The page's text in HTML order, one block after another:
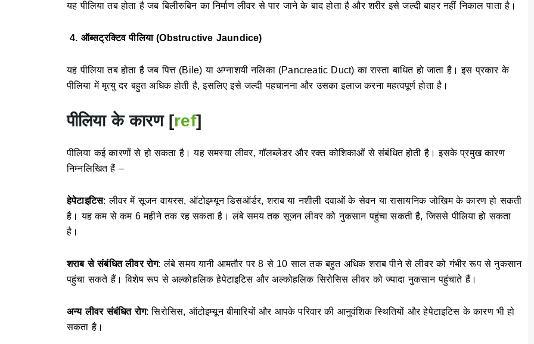
यह पीलिया तब होता है जब बिलीरुबिन का निर्माण लीवर से पार जाने के बाद होता है और शरीर इसे जल्दी बाहर नहीं निकाल पाता है।
4. ऑब्सट्रक्टिव पीलिया (Obstructive Jaundice)
यह पीलिया तब होता है जब पित्त (Bile) या अग्नाशयी नलिका (Pancreatic Duct) का रास्ता बाधित हो जाता है। इस प्रकार के
पीलिया में मृत्यु दर बहुत अधिक होती है, इसलिए इसे जल्दी पहचानना और उसका इलाज करना महत्वपूर्ण होता है।
पीलिया के कारण[ref]
पीलिया कई कारणों से हो सकता है। यह समस्या लीवर, गॉलब्लेडर और रक्त कोशिकाओं से संबंधित होती है। इसके प्रमुख कारण
निम्नलिखित हैं –
हेपेटाइटिस: लीवर में सूजन वायरस, ऑटोइम्यून डिसऑर्डर, शराब या नशीली दवाओं के सेवन या रासायनिक जोखिम के कारण हो सकती
है। यह कम से कम 6 महीने तक रह सकता है। लंबे समय तक सूजन लीवर को नुकसान पहुंचा सकती है, जिससे पीलिया हो सकता
है।
शराब से संबंधित लीवर रोग: लंबे समय यानी आमतौर पर 8 से 10 साल तक बहुत अधिक शराब पीने से लीवर को गंभीर रूप से नुकसान
पहुंचा सकते हैं। विशेष रूप से अल्कोहलिक हेपेटाइटिस और अल्कोहलिक सिरोसिस लीवर को ज्यादा नुकसान पहुंचाते हैं।
अन्य लीवर संबंधित रोग: सिरोसिस, ऑटोइम्यून बीमारियों और आपके परिवार की आनुवंशिक स्थितियों और हेपेटाइटिस के कारण भी हो
सकता है।